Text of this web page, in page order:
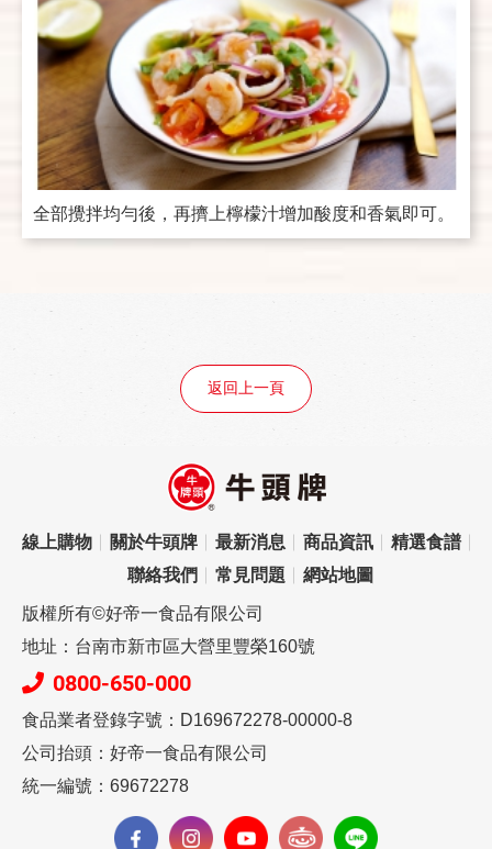
全部攪拌均勻後，再擠上檸檬汁增加酸度和香氣即可。
返回上一頁
線上購物 關於牛頭牌 最新消息 商品資訊
精選食譜
聯絡我們
常見問題 網站地圖
版權所有©好帝一食品有限公司
地址：台南市新市區大營里豐榮160號
0800-650-000
食品業者登錄字號：D169672278-00000-8
公司抬頭：好帝一食品有限公司
統一編號：69672278